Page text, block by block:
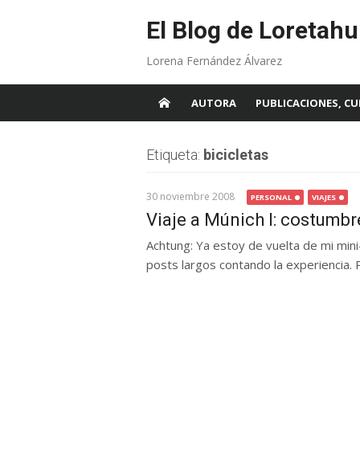
El Blog de
Lorena Fernández Álvarez
AUTORA PUBLICACIONES,
Etiqueta: bicicletas
30 noviembre 2008 PERSONAL VIAJES
Viaje a Múnich I:
Achtung: Ya estoy de vuelta de mi
posts largos contando la experiencia.